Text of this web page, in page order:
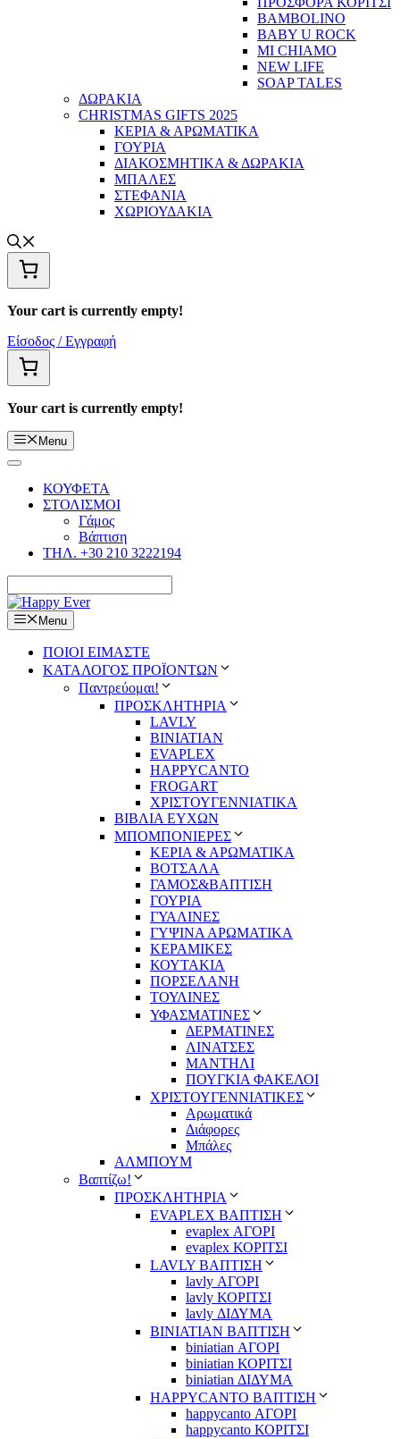
BAMBOLINO
BABY U ROCK
MI CHIAMO
NEW LIFE
SOAP TALES
ΔΩΡΑΚΙΑ
CHRISTMAS GIFTS 2025
ΚΕΡΙΑ & ΑΡΩΜΑΤΙΚΑ
ΓΟΥΡΙΑ
ΔΙΑΚΟΣΜΗΤΙΚΑ & ΔΩΡΑΚΙΑ
ΜΠΑΛΕΣ
ΣΤΕΦΑΝΙΑ
ΧΩΡΙΟΥΔΑΚΙΑ
Your cart is currently empty!
Είσοδος / Εγγραφή
Your cart is currently empty!
Menu
ΚΟΥΦΕΤΑ
ΣΤΟΛΙΣΜΟΙ
Γάμος
Βάπτιση
ΤΗΛ. +30 210 3222194
Menu
ΠΟΙΟΙ ΕΙΜΑΣΤΕ
ΚΑΤΑΛΟΓΟΣ ΠΡΟΪΟΝΤΩΝ
Παντρεύομαι!
ΠΡΟΣΚΛΗΤΗΡΙΑ
LAVLY
BINIATIAN
EVAPLEX
HAPPYCANTO
FROGART
ΧΡΙΣΤΟΥΓΕΝΝΙΑΤΙΚΑ
ΒΙΒΛΙΑ ΕΥΧΩΝ
ΜΠΟΜΠΟΝΙΕΡΕΣ
ΚΕΡΙΑ & ΑΡΩΜΑΤΙΚΑ
ΒΟΤΣΑΛΑ
ΓΑΜΟΣ&ΒΑΠΤΙΣΗ
ΓΟΥΡΙΑ
ΓΥΑΛΙΝΕΣ
ΓΥΨΙΝΑ ΑΡΩΜΑΤΙΚΑ
ΚΕΡΑΜΙΚΕΣ
ΚΟΥΤΑΚΙΑ
ΠΟΡΣΕΛΑΝΗ
ΤΟΥΛΙΝΕΣ
ΥΦΑΣΜΑΤΙΝΕΣ
ΔΕΡΜΑΤΙΝΕΣ
ΛΙΝΑΤΣΕΣ
ΜΑΝΤΗΛΙ
ΠΟΥΓΚΙΑ ΦΑΚΕΛΟΙ
ΧΡΙΣΤΟΥΓΕΝΝΙΑΤΙΚΕΣ
Αρωματικά
Διάφορες
Μπάλες
ΑΛΜΠΟΥΜ
Βαπτίζω!
ΠΡΟΣΚΛΗΤΗΡΙΑ
EVAPLEX ΒΑΠΤΙΣΗ
evaplex ΑΓΟΡΙ
evaplex ΚΟΡΙΤΣΙ
LAVLY ΒΑΠΤΙΣΗ
lavly ΑΓΟΡΙ
lavly ΚΟΡΙΤΣΙ
lavly ΔΙΔΥΜΑ
ΒΙΝΙΑΤΙΑΝ ΒΑΠΤΙΣΗ
biniatian ΑΓΟΡΙ
biniatian ΚΟΡΙΤΣΙ
biniatian ΔΙΔΥΜΑ
HAPPYCANTO ΒΑΠΤΙΣΗ
happycanto ΑΓΟΡΙ
happycanto ΚΟΡΙΤΣΙ